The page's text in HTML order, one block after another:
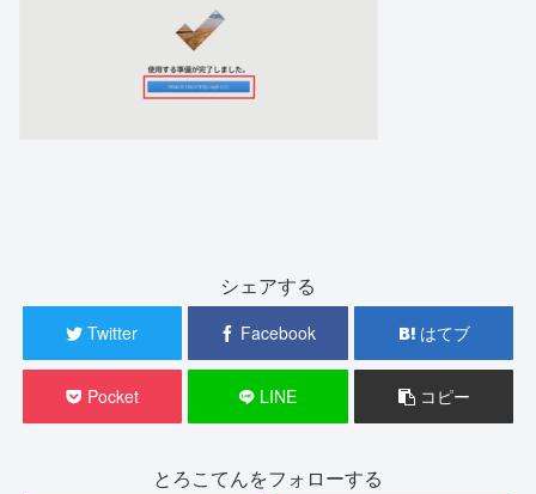
シェアする
Twitter Facebook はてブ
Pocket LINE コピー
とろこてんをフォローする